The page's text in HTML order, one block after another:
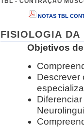
NOTAS TBL
FISIOLOGIA DA
Objetivos
Descrever